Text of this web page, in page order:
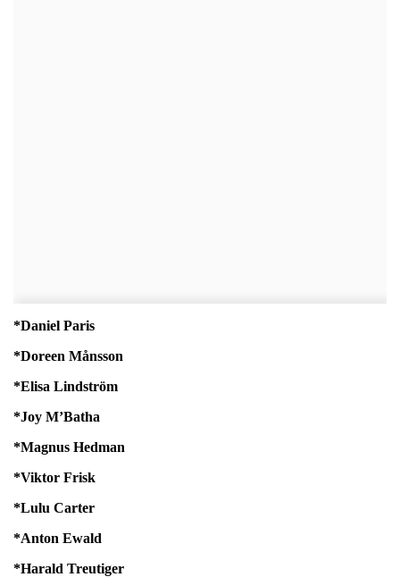
*Daniel Paris
*Doreen Månsson
*Elisa Lindström
*Joy M’Batha
*Magnus Hedman
*Viktor Frisk
*Lulu Carter
*Anton Ewald
*Harald Treutiger